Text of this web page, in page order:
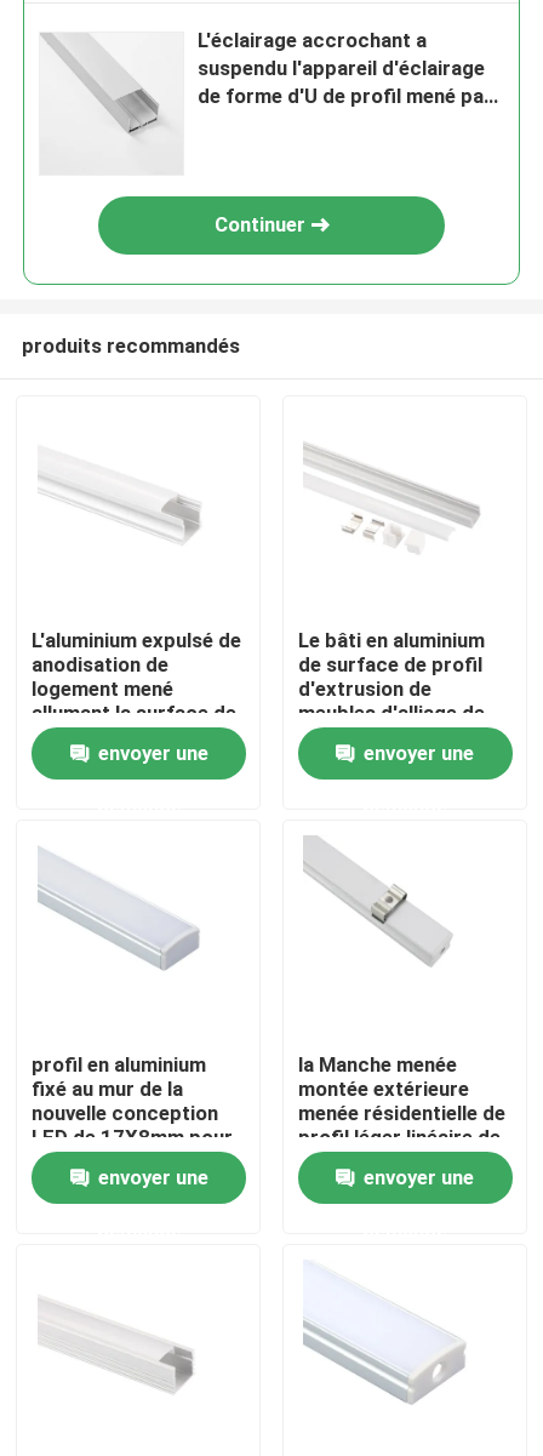
Maison
Au sujet de nous
Contrôle de qualité
Contactez-nous
Profils enfoncés de LED
L'éclairage accrochant a
suspendu l'appareil d'éclairage
de forme d'U de profil mené par
Continuer
produits recommandés
L'aluminium expulsé de
anodisation de
logement mené
allumant la surface de
profil a monté
envoyer une
Le bâti en aluminium
de surface de profil
d'extrusion de
meubles d'alliage de
radiateur a mené la
lumière linéaire
envoyer une
profil en aluminium
fixé au mur de la
nouvelle conception
LED de 17X8mm pour
l'éclairage de cuisine
envoyer une
la Manche menée
montée extérieure
menée résidentielle de
profil léger linéaire de
17x15mm
envoyer une